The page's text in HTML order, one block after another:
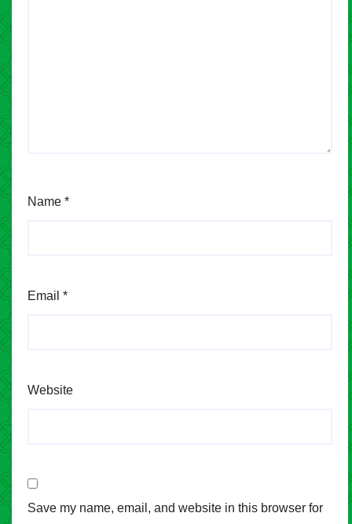
Name *
Email *
Website
Save my name, email, and website in this browser for